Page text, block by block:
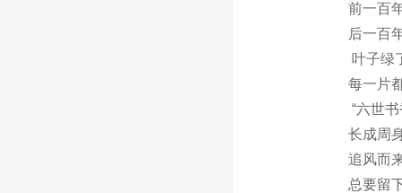
前一百
后一百
叶子绿
每一片
“六世
长成周
追风而
总要留